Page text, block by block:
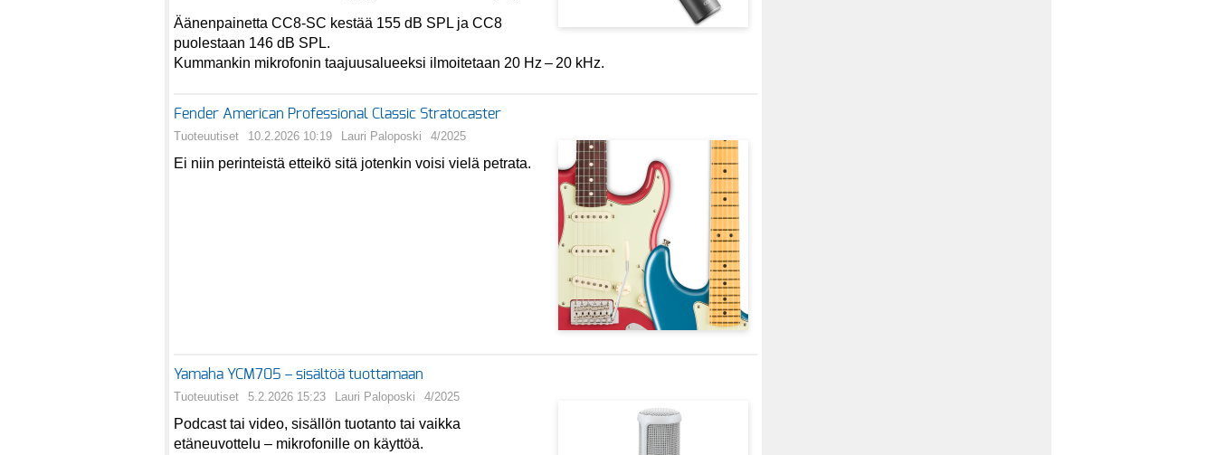
Äänenpainetta CC8-SC kestää 155 dB SPL ja CC8
puolestaan 146 dB SPL.
Kummankin mikrofonin taajuusalueeksi ilmoitetaan 20 Hz – 20 kHz.
Fender American Professional Classic Stratocaster
Tuoteuutiset 10.2.2026 10:19 Lauri Paloposki 4/2025
Ei niin perinteistä etteikö sitä jotenkin voisi vielä petrata.
Yamaha YCM705 – sisältöä tuottamaan
Tuoteuutiset 5.2.2026 15:23 Lauri Paloposki 4/2025
Podcast tai video, sisällön tuotanto tai vaikka
etäneuvottelu – mikrofonille on käyttöä.